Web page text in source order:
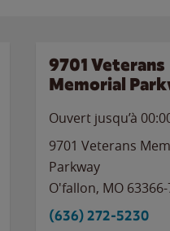
9701 Veterans
Memorial
Ouvert jusqu’à
9701 Veterans
Parkway
O'fallon, MO
(636) 272-5230